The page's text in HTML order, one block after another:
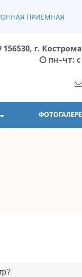
ПРИЕМНАЯ
156530, г.
пн–чт: